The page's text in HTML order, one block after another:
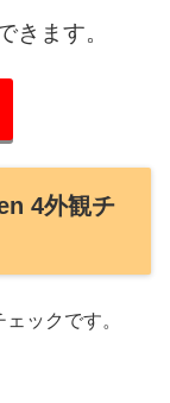
きます。
4外観チ
ックです。